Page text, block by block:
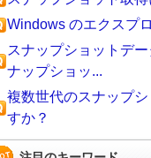
Windows のエクスプ
スナップショットデ
ナップショッ...
複数世代のスナップ
すか？